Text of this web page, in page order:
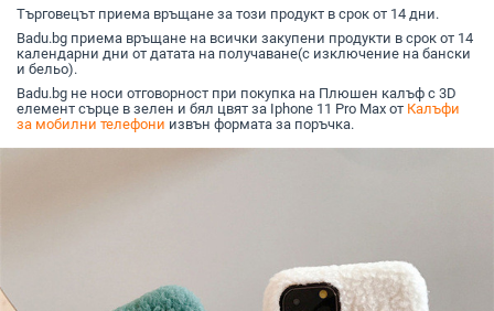
Търговецът приема връщане за този продукт в срок от 14 дни.
Badu.bg приема връщане на всички закупени продукти в срок от 14
календарни дни от датата на получаване(с изключение на бански
и бельо).
Badu.bg не носи отговорност при покупка на Плюшен калъф с 3D
елемент сърце в зелен и бял цвят за Iphone 11 Pro Max от Калъфи
за мобилни телефони извън формата за поръчка.